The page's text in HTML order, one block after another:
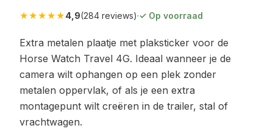
★★★★★4,9(284 reviews)·✓ Op voorraad
Extra metalen plaatje met plaksticker voor de
Horse Watch Travel 4G. Ideaal wanneer je de
camera wilt ophangen op een plek zonder
metalen oppervlak, of als je een extra
montagepunt wilt creëren in de trailer, stal of
vrachtwagen.